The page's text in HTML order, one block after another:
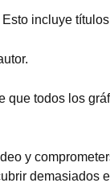
incluye
todos los
y
demasiados